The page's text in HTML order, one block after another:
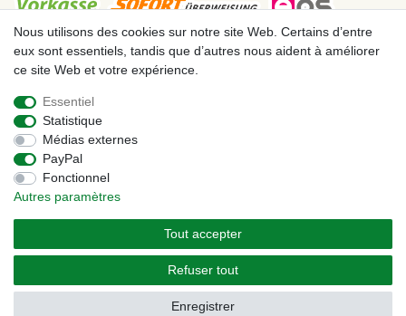
Mentions légales Déclaration de confidentialité
Conditions générales
Rétracter le contrat ici
© Copyright 2026 | Tous droits réservés. – Les prix indiqués par le Vendeur au
Nous utilisons des cookies sur notre site Web. Certains d’entre
eux sont essentiels, tandis que d’autres nous aident à améliorer
ce site Web et votre expérience.
Essentiel
Statistique
Médias externes
PayPal
Fonctionnel
Autres paramètres
Tout accepter
Refuser tout
Enregistrer